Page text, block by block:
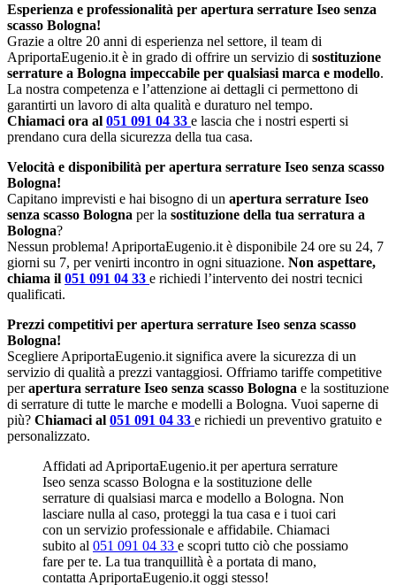
Esperienza e professionalità per apertura serrature Iseo senza
scasso Bologna!
Grazie a oltre 20 anni di esperienza nel settore, il team di
ApriportaEugenio.it è in grado di offrire un servizio di sostituzione
serrature a Bologna impeccabile per qualsiasi marca e modello.
La nostra competenza e l’attenzione ai dettagli ci permettono di
garantirti un lavoro di alta qualità e duraturo nel tempo.
Chiamaci ora al 051 091 04 33 e lascia che i nostri esperti si
prendano cura della sicurezza della tua casa.
Velocità e disponibilità per apertura serrature Iseo senza scasso
Bologna!
Capitano imprevisti e hai bisogno di un apertura serrature Iseo
senza scasso Bologna per la sostituzione della tua serratura a
Bologna?
Nessun problema! ApriportaEugenio.it è disponibile 24 ore su 24, 7
giorni su 7, per venirti incontro in ogni situazione. Non aspettare,
chiama il 051 091 04 33 e richiedi l’intervento dei nostri tecnici
qualificati.
Prezzi competitivi per apertura serrature Iseo senza scasso
Bologna!
Scegliere ApriportaEugenio.it significa avere la sicurezza di un
servizio di qualità a prezzi vantaggiosi. Offriamo tariffe competitive
perapertura serrature Iseo senza scasso Bologna e la sostituzione
di serrature di tutte le marche e modelli a Bologna. Vuoi saperne di
più? Chiamaci al 051 091 04 33 e richiedi un preventivo gratuito e
personalizzato.
Affidati ad ApriportaEugenio.it per apertura serrature
Iseo senza scasso Bologna e la sostituzione delle
serrature di qualsiasi marca e modello a Bologna. Non
lasciare nulla al caso, proteggi la tua casa e i tuoi cari
con un servizio professionale e affidabile. Chiamaci
subito al 051 091 04 33 e scopri tutto ciò che possiamo
fare per te. La tua tranquillità è a portata di mano,
contatta ApriportaEugenio.it oggi stesso!